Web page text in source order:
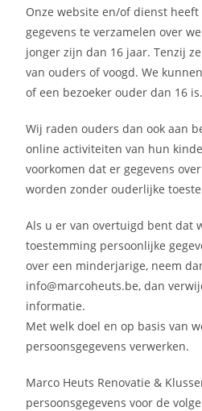
Onze website en/of dienst
gegevens te verzamelen over
jonger zijn dan 16 jaar. Tenzij
van ouders of voogd. We
of een bezoeker ouder dan 16 is.
Wij raden ouders dan ook aan
online activiteiten van hun
voorkomen dat er gegevens
worden zonder ouderlijke
Als u er van overtuigd bent dat
toestemming persoonlijke
over een minderjarige, neem
info@marcoheuts.be, dan
informatie.
Met welk doel en op basis van
persoonsgegevens verwerken.
Marco Heuts Renovatie &
persoonsgegevens voor de